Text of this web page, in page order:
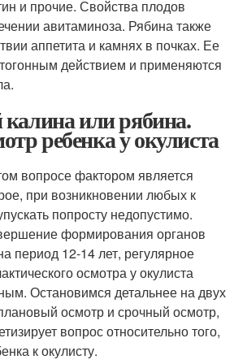
и прочие. Свойства плодов
авитаминоза. Рябина также
аппетита и камнях в почках. Ее
действием и применяются
калина или рябина.
ребенка у окулиста
вопросе фактором является
при возникновении любых к
попросту недопустимо.
формирования органов
период 12-14 лет, регулярное
осмотра у окулиста
Остановимся детальнее на двух
осмотр и срочный осмотр,
вопрос относительно того,
к окулисту.